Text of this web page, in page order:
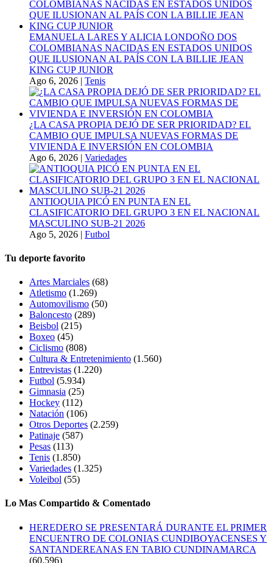
EMANUELA LARES Y ALICIA LONDOÑO DOS
COLOMBIANAS NACIDAS EN ESTADOS UNIDOS
QUE ILUSIONAN AL PAÍS CON LA BILLIE JEAN
KING CUP JUNIOR
Ago 6, 2026 | Tenis
¿LA CASA PROPIA DEJÓ DE SER PRIORIDAD? EL
CAMBIO QUE IMPULSA NUEVAS FORMAS DE
VIVIENDA E INVERSIÓN EN COLOMBIA
Ago 6, 2026 | Variedades
ANTIOQUIA PICÓ EN PUNTA EN EL
CLASIFICATORIO DEL GRUPO 3 EN EL NACIONAL
MASCULINO SUB-21 2026
Ago 5, 2026 | Futbol
Tu deporte favorito
Artes Marciales (68)
Atletismo (1.269)
Automovilismo (50)
Baloncesto (289)
Beisbol (215)
Boxeo (45)
Ciclismo (808)
Cultura & Entretenimiento (1.560)
Entrevistas (1.220)
Futbol (5.934)
Gimnasia (25)
Hockey (112)
Natación (106)
Otros Deportes (2.259)
Patinaje (587)
Pesas (113)
Tenis (1.850)
Variedades (1.325)
Voleibol (55)
Lo Mas Compartido & Comentado
HEREDERO SE PRESENTARÁ DURANTE EL PRIMER
ENCUENTRO DE COLONIAS CUNDIBOYACENSES Y
SANTANDEREANAS EN TABIO CUNDINAMARCA
(60.596)